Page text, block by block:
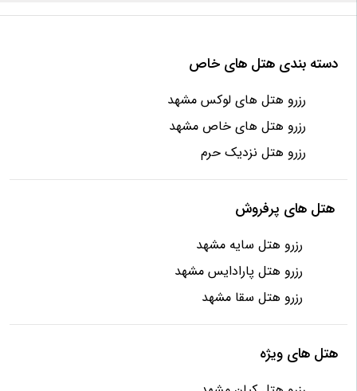
دسته بندی هتل های خاص
رزرو هتل های لوکس مشهد
رزرو هتل های خاص مشهد
رزرو هتل نزدیک حرم
هتل های پرفروش
رزرو هتل سایه مشهد
رزرو هتل پارادایس مشهد
رزرو هتل سقا مشهد
هتل های ویژه